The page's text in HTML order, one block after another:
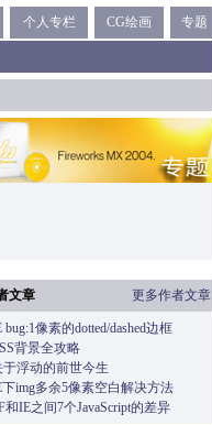
个人专栏 CG绘画 专题
文章 更多作者文章
bug:1像素的dotted/dashed边框
背景全攻略
于浮动的前世今生
下img多余5像素空白解决方法
和IE之间7个JavaScript的差异